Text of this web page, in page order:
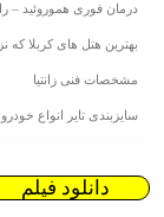
درمان فوری هموروئید –
بهترین هتل های کربلا که
مشخصات فنی زانتیا
سایزبندی تایر انواع
دانلود فیلم